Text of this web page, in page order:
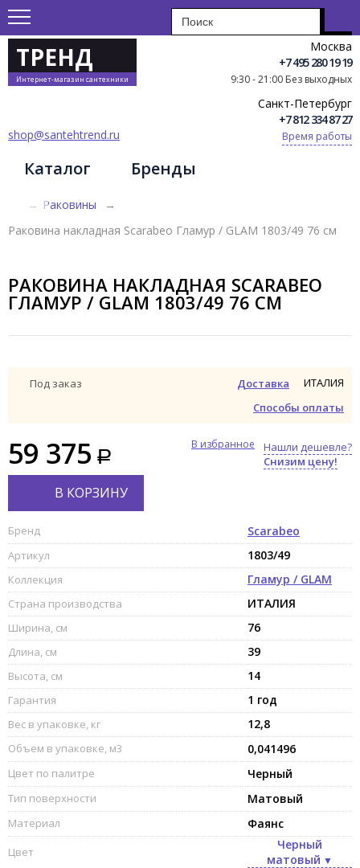
ТРЕНД
Интернет-магазин сантехники
Москва
+7 495 280 19 19
9:30 - 21:00 Без выходных
Санкт-Петербург
+7 812 334 87 27
Время работы
shop@santehtrend.ru
Каталог Бренды
→ Раковины
→
Раковина накладная Scarabeo Гламур / GLAM 1803/49 76 см
РАКОВИНА НАКЛАДНАЯ SCARABEO
ГЛАМУР / GLAM 1803/49 76 СМ
Под заказ
Доставка
Способы оплаты
ИТАЛИЯ
59 375
Нашли дешевле?
Снизим цену!
В избранное
В КОРЗИНУ
Бренд Scarabeo
Артикул 1803/49
Коллекция Гламур / GLAM
Страна производства ИТАЛИЯ
Ширина, см 76
Длина, см 39
Высота, см 14
Гарантия 1 год
Вес в упаковке, кг 12,8
Объем в упаковке, м3 0,041496
Цвет по палитре Черный
Тип поверхности Матовый
Материал Фаянс
Цвет
Черный
матовый